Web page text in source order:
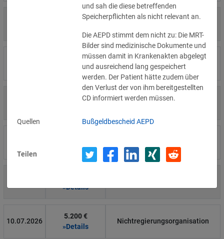
4.000 €
15.000 €
»Details
Flamel
13.450 €
Civilstyrelsen
»Details
aft
»Details
10.07.2026
5.200 €
»Details
Nichtregierungsorganisation
und sah die diese betreffenden
Speicherpflichten als nicht relevant an.
Die AEPD stimmt dem nicht zu: Die MRT-
Bilder sind medizinische Dokumente und
müssen damit in Krankenakten abgelegt
und ausreichend lang gespeichert
werden. Der Patient hätte zudem über
den Verlust der von ihm bereitgestellten
CD informiert werden müssen.
Quellen Bußgeldbescheid AEPD
Teilen